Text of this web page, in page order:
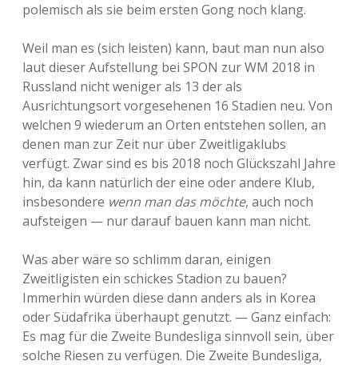
polemisch als sie beim ersten Gong noch klang.
Weil man es (sich leisten) kann, baut man nun also
laut dieser Aufstellung bei SPON zur WM 2018 in
Russland nicht weniger als 13 der als
Ausrichtungsort vorgesehenen 16 Stadien neu. Von
welchen 9 wiederum an Orten entstehen sollen, an
denen man zur Zeit nur über Zweitligaklubs
verfügt. Zwar sind es bis 2018 noch Glückszahl Jahre
hin, da kann natürlich der eine oder andere Klub,
insbesondere wenn man das möchte, auch noch
aufsteigen — nur darauf bauen kann man nicht.
Was aber wäre so schlimm daran, einigen
Zweitligisten ein schickes Stadion zu bauen?
Immerhin würden diese dann anders als in Korea
oder Südafrika überhaupt genutzt. — Ganz einfach:
Es mag für die Zweite Bundesliga sinnvoll sein, über
solche Riesen zu verfügen. Die Zweite Bundesliga,